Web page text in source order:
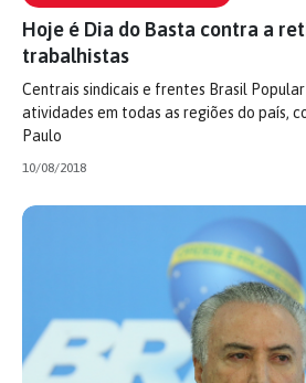
Hoje é Dia do Basta contra a
trabalhistas
Centrais sindicais e frentes Brasil
atividades em todas as regiões do país,
Paulo
10/08/2018